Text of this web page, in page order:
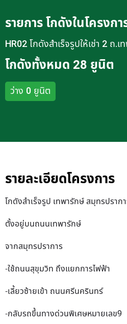
รายการ โกดังในโครงกา
HR02 โกดังสำเร็จรูปให้เช่า 2 ถ.
โกดังทั้งหมด 28 ยูนิต
ว่าง 0 ยูนิต
รายละเอียดโครงการ
โกดังสำเร็จรูป เทพารักษ์ สมุทรปราก
ตั้งอยู่บนถนนเทพารักษ์
จากสมุทรปราการ
-ใช้ถนนสุขุมวิท ถึงแยกการไฟฟ้า
-เลี้ยวซ้ายเข้า ถนนศรีนครินทร์
-กลับรถขึ้นทางด่วนพิเศษหมายเลข9